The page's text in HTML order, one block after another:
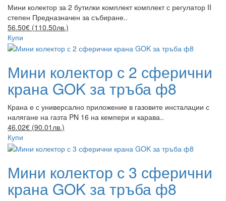
Мини колектор за 2 бутилки комплект комплект с регулатор II
степен Предназначен за събиране..
56.50€ (110.50лв.)
Купи
Мини колектор с 2 сферични
крана GOK за тръба ф8
Крана е с универсално приложение в газовите инсталации с
налягане на газта PN 16 на кемпери и карава..
46.02€ (90.01лв.)
Купи
Мини колектор с 3 сферични
крана GOK за тръба ф8